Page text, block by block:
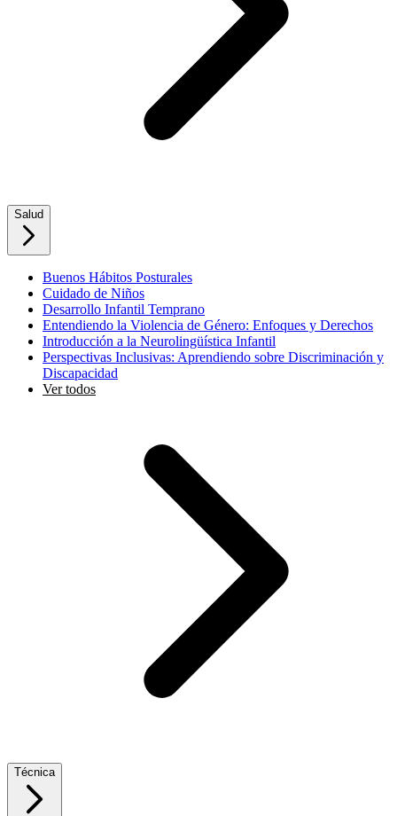
Salud
Buenos Hábitos Posturales
Cuidado de Niños
Desarrollo Infantil Temprano
Entendiendo la Violencia de Género: Enfoques y Derechos
Introducción a la Neurolingüística Infantil
Perspectivas Inclusivas: Aprendiendo sobre Discriminación y
Discapacidad
Ver todos
Técnica